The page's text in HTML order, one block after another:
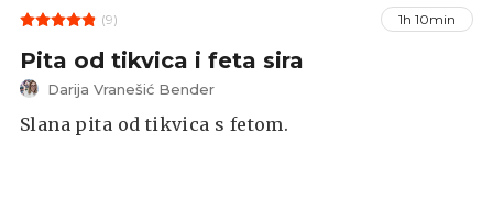
(9) 1h 10min
Pita od tikvica i feta sira
Darija Vranešić Bender
Slana pita od tikvica s fetom.